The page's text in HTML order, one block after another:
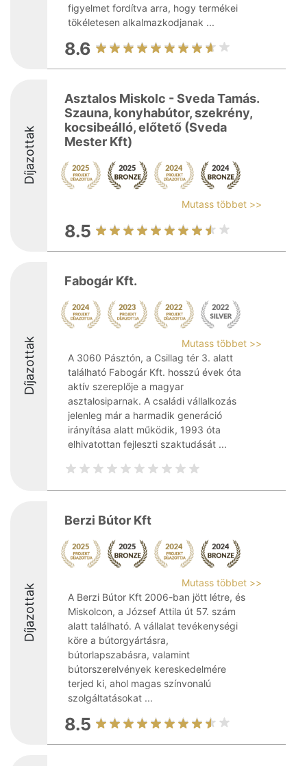
figyelmet fordítva arra, hogy termékei
tökéletesen alkalmazkodjanak ...
8.6
Díjazottak
Asztalos Miskolc - Sveda Tamás.
Szauna, konyhabútor, szekrény,
kocsibeálló, előtető (Sveda
Mester Kft)
Mutass többet >>
8.5
Díjazottak
Fabogár Kft.
Mutass többet >>
A 3060 Pásztón, a Csillag tér 3. alatt
található Fabogár Kft. hosszú évek óta
aktív szereplője a magyar
asztalosiparnak. A családi vállalkozás
jelenleg már a harmadik generáció
irányítása alatt működik, 1993 óta
elhivatottan fejleszti szaktudását ...
Díjazottak
Berzi Bútor Kft
Mutass többet >>
A Berzi Bútor Kft 2006-ban jött létre, és
Miskolcon, a József Attila út 57. szám
alatt található. A vállalat tevékenységi
köre a bútorgyártásra,
bútorlapszabásra, valamint
bútorszerelvények kereskedelmére
terjed ki, ahol magas színvonalú
szolgáltatásokat ...
8.5